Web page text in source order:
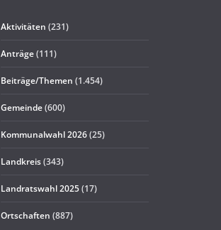
Aktivitäten (231)
Anträge(111)
Beiträge/Themen (1.454)
Gemeinde(600)
Kommunalwahl 2026(25)
Landkreis(343)
Landratswahl 2025(17)
Ortschaften (887)